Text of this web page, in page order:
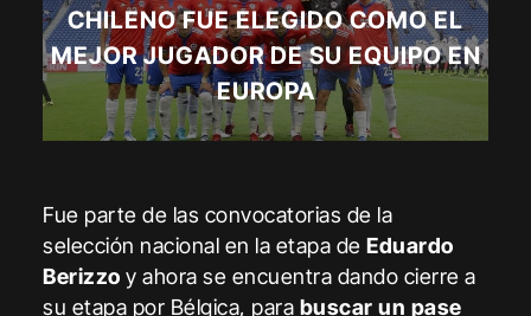
CHILENO FUE ELEGIDO COMO EL
MEJOR JUGADOR DE SU EQUIPO EN
EUROPA
Fue parte de las convocatorias de la
selección nacional en la etapa deEduardo
Berizzo y ahora se encuentra dando cierre a
su etapa por Bélgica, para buscar un pase